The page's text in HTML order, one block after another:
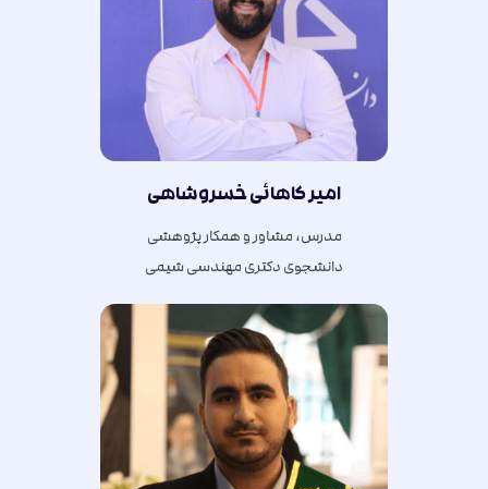
امیر کاهائی خسروشاهی
مدرس، مشاور و همکار پژوهشی
دانشجوی دکتری مهندسی شیمی